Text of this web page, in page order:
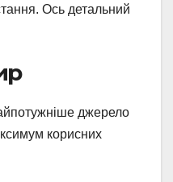
Ось детальний
джерело
корисних